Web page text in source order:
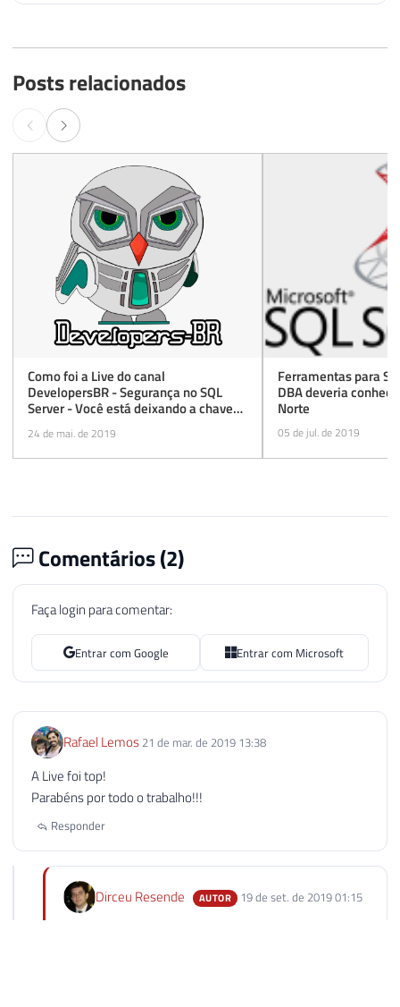
Posts relacionados
Como foi a Live do canal
DevelopersBR - Segurança no SQL
Server - Você está deixando a chave
embaixo do tapete?
24 de mai. de 2019
Ferramentas para
DBA deveria
Norte
05 de jul. de 2019
Comentários (2)
Faça login para comentar:
Entrar com Google Entrar com Microsoft
Rafael Lemos 21 de mar. de 2019 13:38
A Live foi top!
Parabéns por todo o trabalho!!!
Responder
Dirceu Resende AUTOR 19 de set. de 2019 01:15